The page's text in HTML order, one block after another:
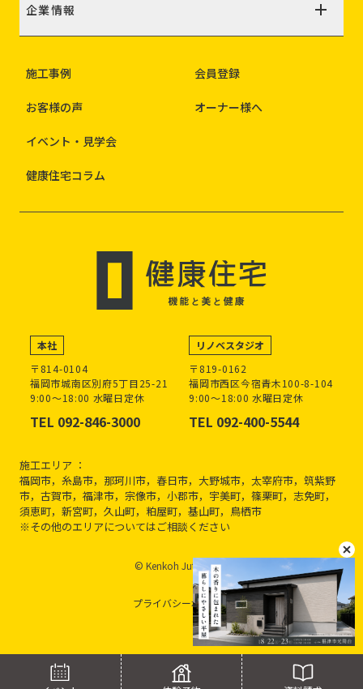
企業情報
施工事例
お客様の声
イベント・見学会
健康住宅コラム
会員登録
オーナー様へ
本社
〒814-0104
福岡市城南区別府5丁目25-21
9:00～18:00 水曜日定休
TEL 092-846-3000
リノベスタジオ
〒819-0162
福岡市西区今宿青木100-8-104
9:00～18:00 水曜日定休
TEL 092-400-5544
施工エリア ：
福岡市，糸島市，那珂川市，春日市，大野城市，太宰府市，筑紫野
市，古賀市，福津市，宗像市，小郡市，宇美町，篠栗町，志免町，
須恵町，新宮町，久山町，粕屋町，基山町，鳥栖市
※その他のエリアについてはご相談ください
© Kenkoh Jutaku inc.
プライバシーポリシー